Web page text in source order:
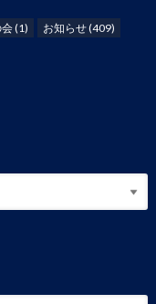
(1) お知らせ(409)